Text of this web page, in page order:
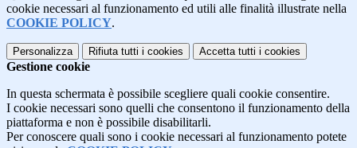
cookie necessari al funzionamento ed utili alle finalità illustrate nella
COOKIE POLICY.
Personalizza Rifiuta tutti i cookies Accetta tutti i cookies
Gestione cookie
In questa schermata è possibile scegliere quali cookie consentire.
I cookie necessari sono quelli che consentono il funzionamento della
piattaforma e non è possibile disabilitarli.
Per conoscere quali sono i cookie necessari al funzionamento potete